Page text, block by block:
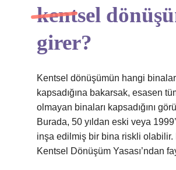
kentsel
girer?
Kentsel dönüşümün hangi
kapsadığına bakarsak, esasen
olmayan binaları kapsadığını
Burada, 50 yıldan eski veya
inşa edilmiş bir bina riskli olabilir.
Kentsel Dönüşüm Yasası’ndan